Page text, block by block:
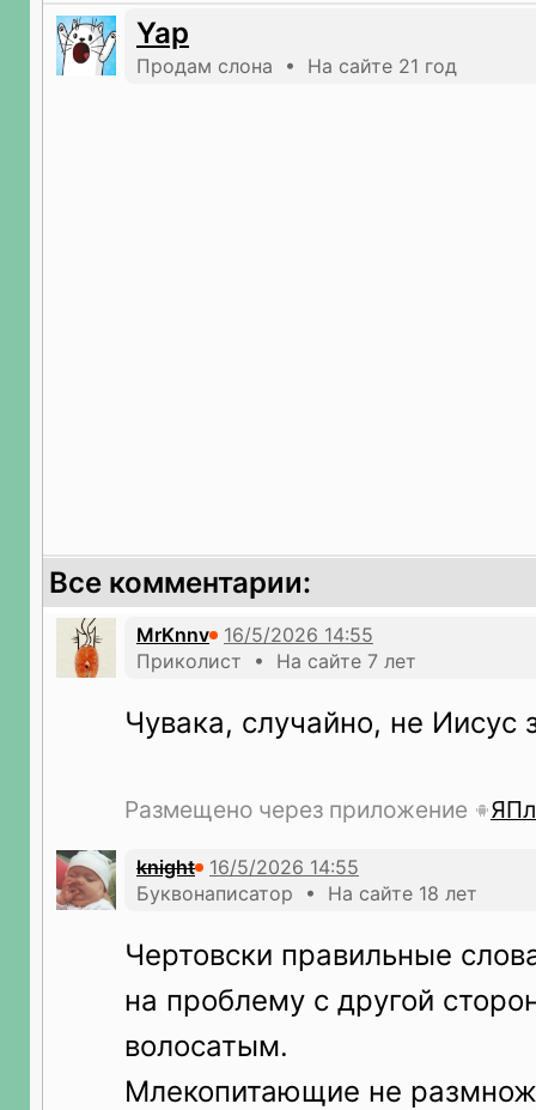
Yap
Продам слона • На сайте 21 год
Все комментарии:
MrKnnv
Приколист • На сайте 7 лет
Чувака, случайно, не Иисус
Размещено через приложение
knight
Буквонаписатор • На сайте 18 лет
Чертовски правильные
на проблему с другой
волосатым.
Млекопитающие не